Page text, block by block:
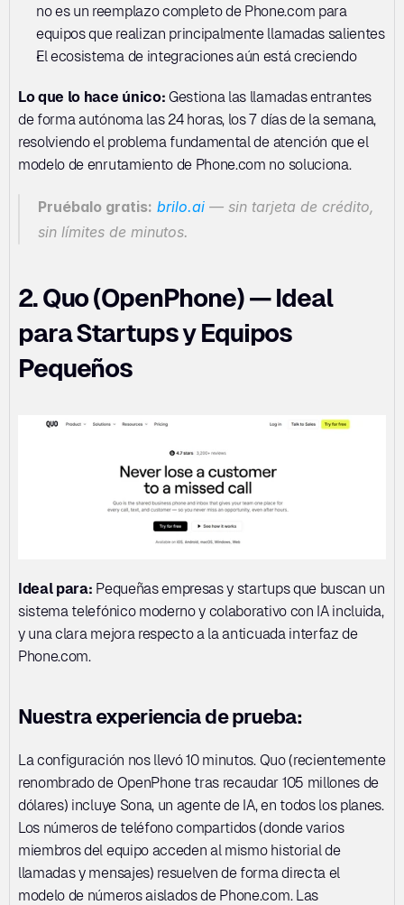
no es un reemplazo completo de Phone.com para
equipos que realizan principalmente llamadas salientes
El ecosistema de integraciones aún está creciendo
Lo que lo hace único: Gestiona las llamadas entrantes
de forma autónoma las 24 horas, los 7 días de la semana,
resolviendo el problema fundamental de atención que el
modelo de enrutamiento de Phone.com no soluciona.
Pruébalo gratis: brilo.ai — sin tarjeta de crédito,
sin límites de minutos.
2. Quo (OpenPhone) — Ideal
para Startups y Equipos
Pequeños
Ideal para: Pequeñas empresas y startups que buscan un
sistema telefónico moderno y colaborativo con IA incluida,
y una clara mejora respecto a la anticuada interfaz de
Phone.com.
Nuestra experiencia de prueba:
La configuración nos llevó 10 minutos. Quo (recientemente
renombrado de OpenPhone tras recaudar 105 millones de
dólares) incluye Sona, un agente de IA, en todos los planes.
Los números de teléfono compartidos (donde varios
miembros del equipo acceden al mismo historial de
llamadas y mensajes) resuelven de forma directa el
modelo de números aislados de Phone.com. Las